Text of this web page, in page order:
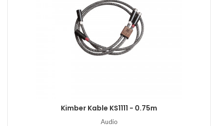
Kimber Kable KS1111 - 0.75m
Audio